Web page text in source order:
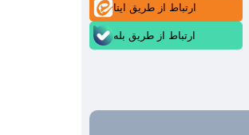
ارتباط از طریق ایتا
ارتباط از طریق بله